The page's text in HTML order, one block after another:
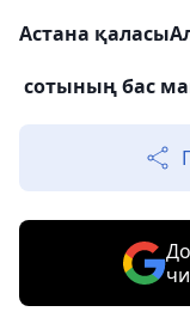
Астана
сотының бас